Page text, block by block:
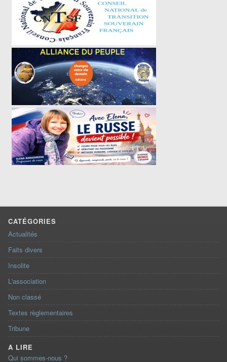
CATÉGORIES
Actualités
Faits divers
Insolite
L'association
Non classé
Textes règlementaires
Tribune
A LIRE
Qui sommes-nous ?